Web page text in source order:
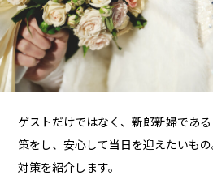
ゲストだけではなく、新郎新婦であ
策をし、安心して当日を迎えたいも
対策を紹介します。